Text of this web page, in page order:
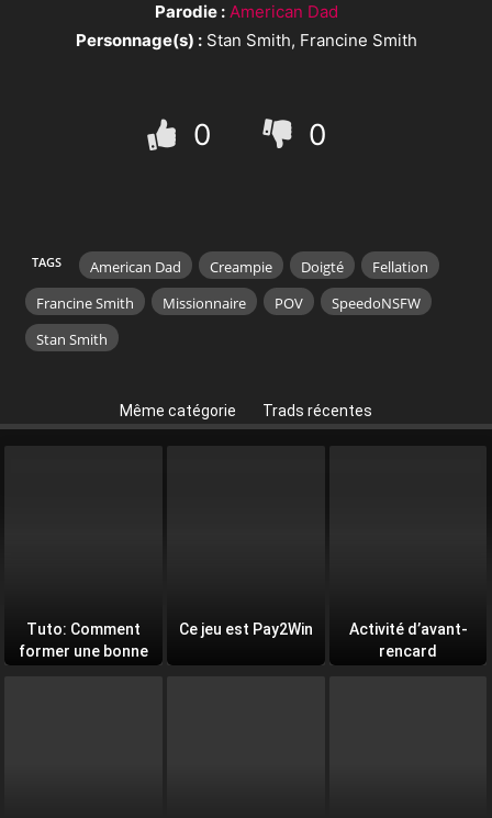
Parodie : American Dad
Personnage(s) :Stan Smith, Francine Smith
0 0
TAGS American Dad Creampie Doigté
Fellation
Francine Smith
Missionnaire POV
SpeedoNSFW
Stan Smith
Même catégorie Trads récentes
Tuto: Comment
former une bonne
Ce jeu est Pay2Win
Activité d’avant-
rencard